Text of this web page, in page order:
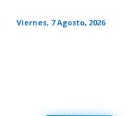
Viernes, 7 Agosto, 2026